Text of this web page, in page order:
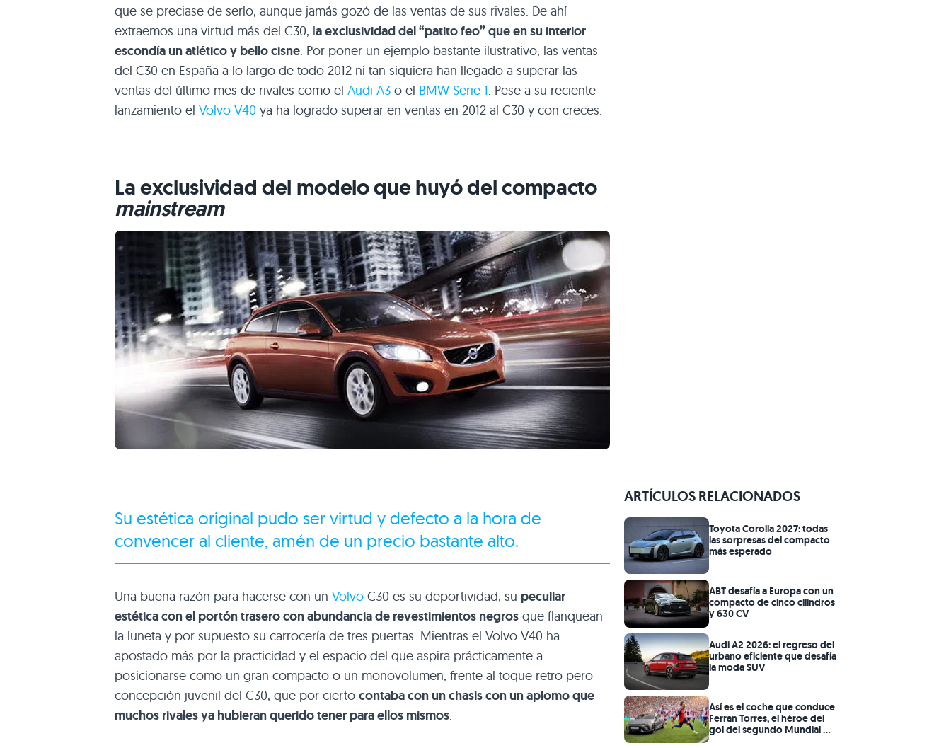
que se preciase de serlo, aunque jamás gozó de las ventas de sus rivales. De ahí
extraemos una virtud más del C30, la exclusividad del “patito feo” que en su interior
escondía un atlético y bello cisne. Por poner un ejemplo bastante ilustrativo, las ventas
del C30 en España a lo largo de todo 2012 ni tan siquiera han llegado a superar las
ventas del último mes de rivales como el Audi A3 o el BMW Serie 1. Pese a su reciente
lanzamiento el Volvo V40 ya ha logrado superar en ventas en 2012 al C30 y con creces.
La exclusividad del modelo que huyó del compacto
mainstream
Su estética original pudo ser virtud y defecto a la hora de
convencer al cliente, amén de un precio bastante alto.
Una buena razón para hacerse con un Volvo C30 es su deportividad, su peculiar
estética con el portón trasero con abundancia de revestimientos negros que flanquean
la luneta y por supuesto su carrocería de tres puertas. Mientras el Volvo V40 ha
apostado más por la practicidad y el espacio del que aspira prácticamente a
posicionarse como un gran compacto o un monovolumen, frente al toque retro pero
concepción juvenil del C30, que por cierto contaba con un chasis con un aplomo que
muchos rivales ya hubieran querido tener para ellos mismos.
ARTÍCULOS RELACIONADOS
Toyota Corolla 2027: todas
las sorpresas del compacto
más esperado
ABT desafía a Europa con un
compacto de cinco cilindros
y 630 CV
Audi A2 2026: el regreso del
urbano eficiente que desafía
la moda SUV
Así es el coche que conduce
Ferran Torres, el héroe del
gol del segundo Mundial de
España